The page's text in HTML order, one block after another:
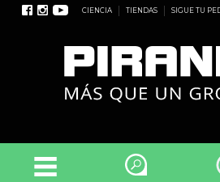
CIENCIA TIENDAS SIGUE TU